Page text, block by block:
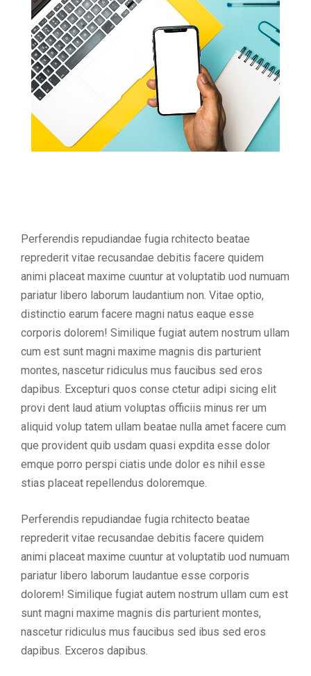
Perferendis repudiandae fugia rchitecto beatae
reprederit vitae recusandae debitis facere quidem
animi placeat maxime cuuntur at voluptatib uod numuam
pariatur libero laborum laudantium non. Vitae optio,
distinctio earum facere magni natus eaque esse
corporis dolorem! Similique fugiat autem nostrum ullam
cum est sunt magni maxime magnis dis parturient
montes, nascetur ridiculus mus faucibus sed eros
dapibus. Excepturi quos conse ctetur adipi sicing elit
provi dent laud atium voluptas officiis minus rer um
aliquid volup tatem ullam beatae nulla amet facere cum
que provident quib usdam quasi expdita esse dolor
emque porro perspi ciatis unde dolor es nihil esse
stias placeat repellendus doloremque.
Perferendis repudiandae fugia rchitecto beatae
reprederit vitae recusandae debitis facere quidem
animi placeat maxime cuuntur at voluptatib uod numuam
pariatur libero laborum laudantue esse corporis
dolorem! Similique fugiat autem nostrum ullam cum est
sunt magni maxime magnis dis parturient montes,
nascetur ridiculus mus faucibus sed ibus sed eros
dapibus. Exceros dapibus.